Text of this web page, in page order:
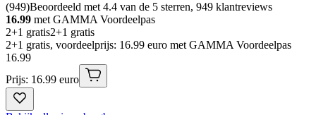
(949)Beoordeeld met 4.4 van de 5 sterren, 949 klantreviews
16.99 met GAMMA Voordeelpas
2+1 gratis2+1 gratis
2+1 gratis, voordeelprijs: 16.99 euro met GAMMA Voordeelpas
16.99
Prijs: 16.99 euro